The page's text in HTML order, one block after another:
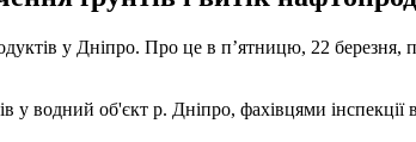
у Дніпро. Про це в п’ятницю, 22 березня,
водний об'єкт р. Дніпро, фахівцями інспекції